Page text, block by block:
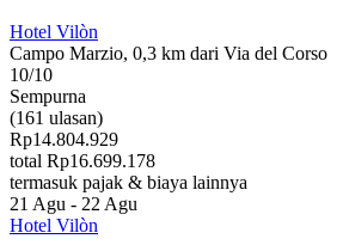
Hotel Vilòn
Campo Marzio, 0,3 km dari Via del Corso
10/10
Sempurna
(161 ulasan)
Rp14.804.929
total Rp16.699.178
termasuk pajak & biaya lainnya
21 Agu - 22 Agu
Hotel Vilòn